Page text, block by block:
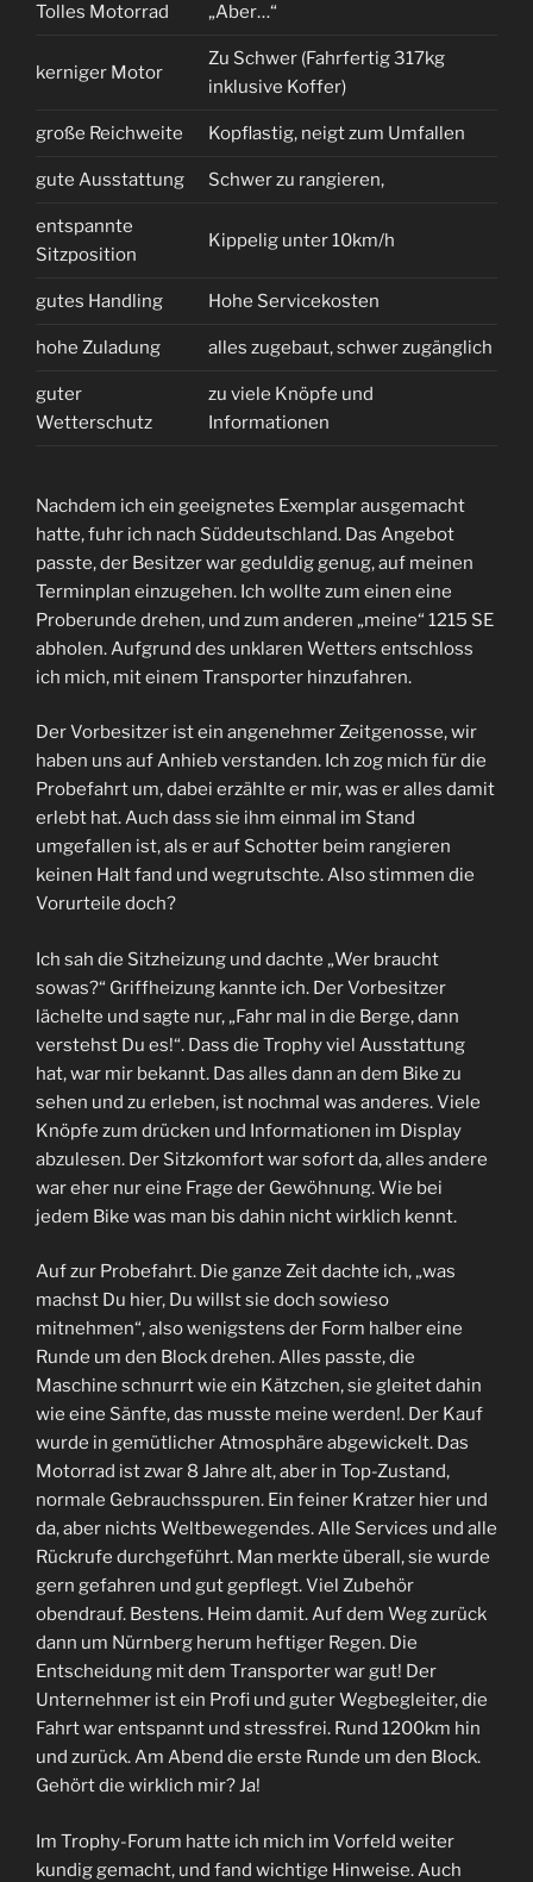
Tolles Motorrad „Aber…“
kerniger Motor
Zu Schwer (Fahrfertig 317kg
inklusive Koffer)
große Reichweite Kopflastig, neigt zum Umfallen
gute Ausstattung Schwer zu rangieren,
entspannte
Sitzposition
Kippelig unter 10km/h
gutes Handling Hohe Servicekosten
hohe Zuladung alles zugebaut, schwer zugänglich
guter
Wetterschutz
zu viele Knöpfe und
Informationen
Nachdem ich ein geeignetes Exemplar ausgemacht
hatte, fuhr ich nach Süddeutschland. Das Angebot
passte, der Besitzer war geduldig genug, auf meinen
Terminplan einzugehen. Ich wollte zum einen eine
Proberunde drehen, und zum anderen „meine“ 1215 SE
abholen. Aufgrund des unklaren Wetters entschloss
ich mich, mit einem Transporter hinzufahren.
Der Vorbesitzer ist ein angenehmer Zeitgenosse, wir
haben uns auf Anhieb verstanden. Ich zog mich für die
Probefahrt um, dabei erzählte er mir, was er alles damit
erlebt hat. Auch dass sie ihm einmal im Stand
umgefallen ist, als er auf Schotter beim rangieren
keinen Halt fand und wegrutschte. Also stimmen die
Vorurteile doch?
Ich sah die Sitzheizung und dachte „Wer braucht
sowas?“ Griffheizung kannte ich. Der Vorbesitzer
lächelte und sagte nur, „Fahr mal in die Berge, dann
verstehst Du es!“. Dass die Trophy viel Ausstattung
hat, war mir bekannt. Das alles dann an dem Bike zu
sehen und zu erleben, ist nochmal was anderes. Viele
Knöpfe zum drücken und Informationen im Display
abzulesen. Der Sitzkomfort war sofort da, alles andere
war eher nur eine Frage der Gewöhnung. Wie bei
jedem Bike was man bis dahin nicht wirklich kennt.
Auf zur Probefahrt. Die ganze Zeit dachte ich, „was
machst Du hier, Du willst sie doch sowieso
mitnehmen“, also wenigstens der Form halber eine
Runde um den Block drehen. Alles passte, die
Maschine schnurrt wie ein Kätzchen, sie gleitet dahin
wie eine Sänfte, das musste meine werden!. Der Kauf
wurde in gemütlicher Atmosphäre abgewickelt. Das
Motorrad ist zwar 8 Jahre alt, aber in Top-Zustand,
normale Gebrauchsspuren. Ein feiner Kratzer hier und
da, aber nichts Weltbewegendes. Alle Services und alle
Rückrufe durchgeführt. Man merkte überall, sie wurde
gern gefahren und gut gepflegt. Viel Zubehör
obendrauf. Bestens. Heim damit. Auf dem Weg zurück
dann um Nürnberg herum heftiger Regen. Die
Entscheidung mit dem Transporter war gut! Der
Unternehmer ist ein Profi und guter Wegbegleiter, die
Fahrt war entspannt und stressfrei. Rund 1200km hin
und zurück. Am Abend die erste Runde um den Block.
Gehört die wirklich mir? Ja!
Im Trophy-Forum hatte ich mich im Vorfeld weiter
kundig gemacht, und fand wichtige Hinweise. Auch